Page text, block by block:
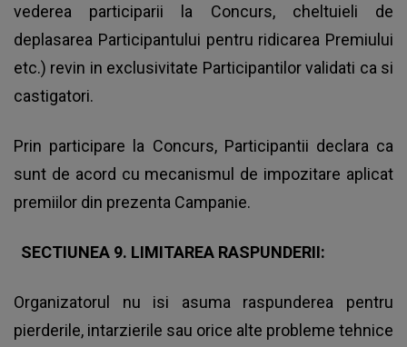
vederea participarii la Concurs, cheltuieli de
deplasarea Participantului pentru ridicarea Premiului
etc.) revin in exclusivitate Participantilor validati ca si
castigatori.
Prin participare la Concurs, Participantii declara ca
sunt de acord cu mecanismul de impozitare aplicat
premiilor din prezenta Campanie.
SECTIUNEA 9. LIMITAREA RASPUNDERII:
Organizatorul nu isi asuma raspunderea pentru
pierderile, intarzierile sau orice alte probleme tehnice